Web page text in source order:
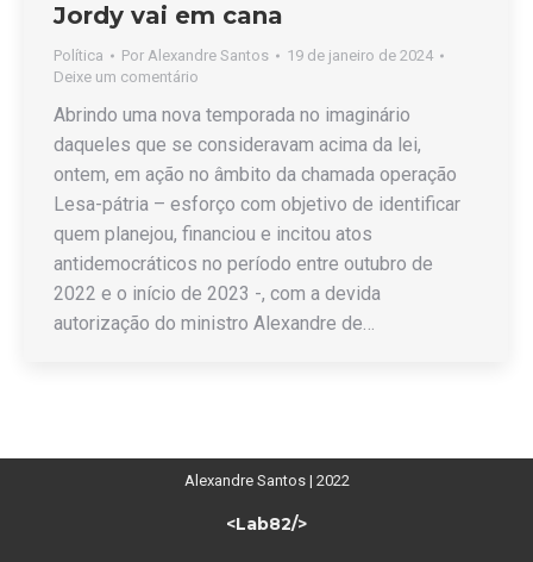
Jordy vai em cana
Política Por Alexandre Santos
19 de janeiro de 2024
Deixe um comentário
Abrindo uma nova temporada no imaginário
daqueles que se consideravam acima da lei,
ontem, em ação no âmbito da chamada operação
Lesa-pátria – esforço com objetivo de identificar
quem planejou, financiou e incitou atos
antidemocráticos no período entre outubro de
2022 e o início de 2023 -, com a devida
autorização do ministro Alexandre de…
Alexandre Santos | 2022
<Lab82/>